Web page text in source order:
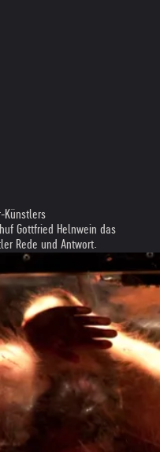
Künstlers
Gottfried Helnwein das
Rede und Antwort.